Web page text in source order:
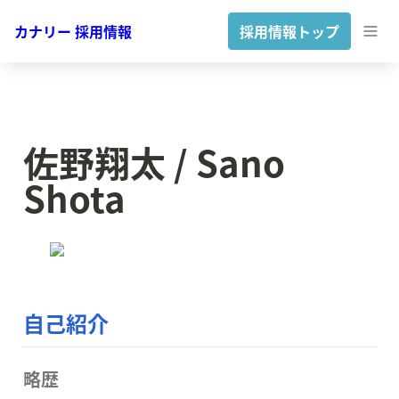
カナリー 採用情報 採用情報トップ
佐野翔太 / Sano
Shota
自己紹介
略歴